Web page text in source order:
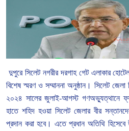
দুপুরে সিলেট নগরীর দরগাহ গেট এলাকার
বিশেষ স্মরণ ও সম্মাননা অনুষ্ঠান। সিলেট জেলা
২০২৪ সালের জুলাই-আগস্ট গণঅভ্যুত্থানে
হাতে শহিদ হওয়া সিলেট জেলার বীর
প্রদান করা হবে। এতে প্রধান অতিথি হিসেবে